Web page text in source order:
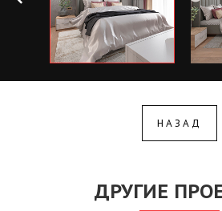
НАЗАД
ДРУГИЕ